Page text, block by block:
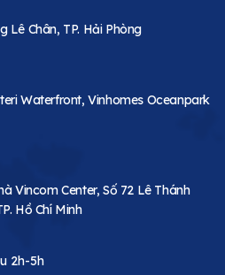
Lê Chân, TP. Hải Phòng
Waterfront, Vinhomes Oceanpark
Vincom Center, Số 72 Lê Thánh
Hồ Chí Minh
2h-5h